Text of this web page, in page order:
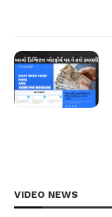
VIDEO NEWS